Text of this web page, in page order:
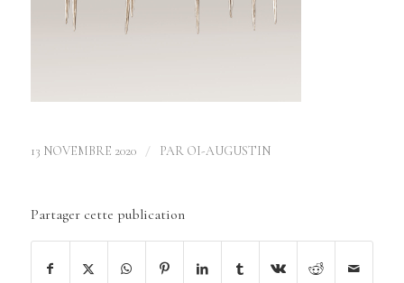
13 NOVEMBRE 2020 / PAR OI-AUGUSTIN
Partager cette publication